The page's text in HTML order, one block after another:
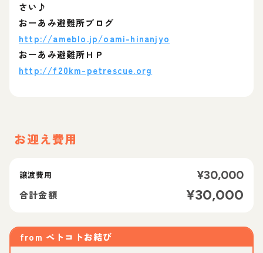
さい♪
おーあみ避難所ブログ
http://ameblo.jp/oami-hinanjyo
おーあみ避難所ＨＰ
http://f20km-petrescue.org
お迎え費用
譲渡費用 ¥30,000
合計金額 ¥30,000
from ペトコトお結び